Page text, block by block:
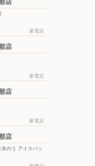
店
家電店
店
家電店
店
家電店
店
のう アイスパッ